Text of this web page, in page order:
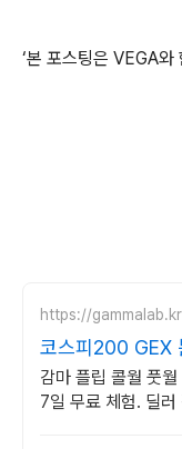
‘본 포스팅은 VEGA와
https://gammalab.kr
코스피200 GEX
감마 플립 콜월 풋
7일 무료 체험. 딜러